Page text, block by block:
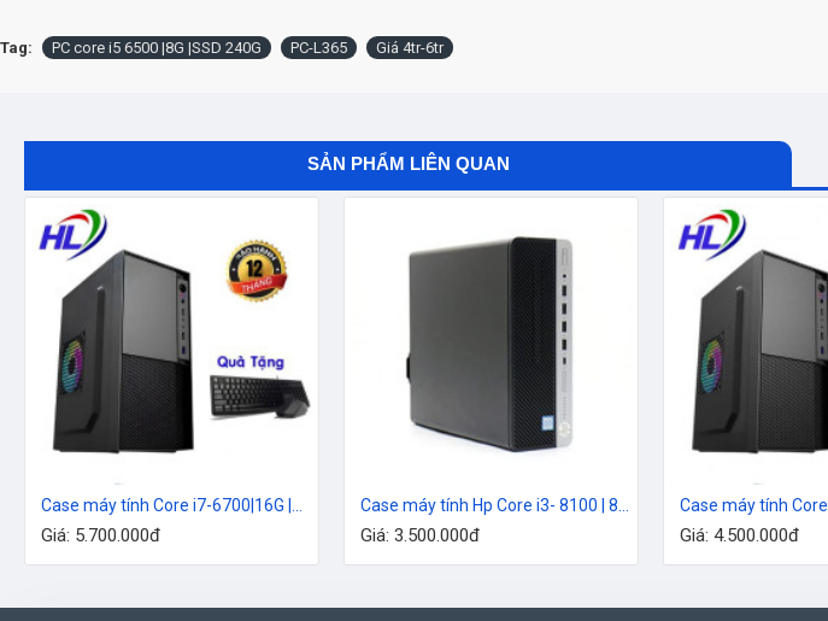
Tag: PC core i5 6500 |8G |SSD 240G PC-L365 Giá 4tr-6tr
SẢN PHẨM LIÊN QUAN
Giá: 5.700.000đ Giá: 3.500.000đ Giá: 4.500.000đ